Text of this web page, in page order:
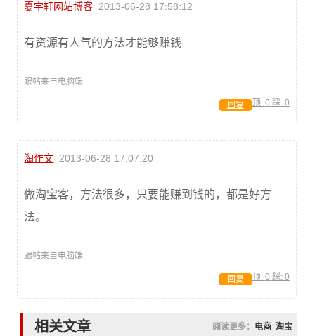
夏宇轩网站博客 2013-06-28 17:58:12
有资源有人气的方法才能够赚钱
跟帖来自电脑端
顶: 0 踩: 0
回复
淘作文 2013-06-28 17:07:20
做淘宝客，方法很多，只要能赚到钱的，都是好方
法。
跟帖来自电脑端
顶: 0 踩: 0
回复
相关文章 阅读更多： 电商 淘宝